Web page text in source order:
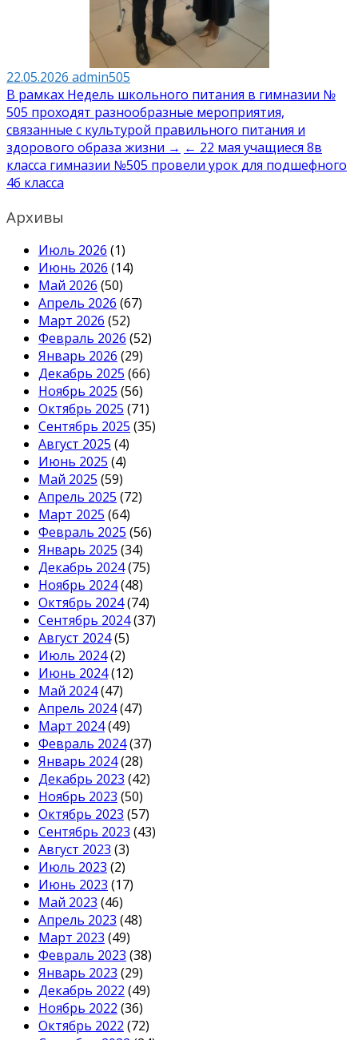
22.05.2026 admin505
Навигация
по
записям
В рамках Недель школьного питания в гимназии №
505 проходят разнообразные мероприятия,
связанные с культурой правильного питания и
здорового образа жизни → ← 22 мая учащиеся 8в
класса гимназии №505 провели урок для подшефного
4б класса
Архивы
Июль 2026 (1)
Июнь 2026 (14)
Май 2026 (50)
Апрель 2026 (67)
Март 2026 (52)
Февраль 2026 (52)
Январь 2026 (29)
Декабрь 2025 (66)
Ноябрь 2025 (56)
Октябрь 2025 (71)
Сентябрь 2025 (35)
Август 2025 (4)
Июнь 2025 (4)
Май 2025 (59)
Апрель 2025 (72)
Март 2025 (64)
Февраль 2025 (56)
Январь 2025 (34)
Декабрь 2024(75)
Ноябрь 2024(48)
Октябрь 2024(74)
Сентябрь 2024(37)
Август 2024(5)
Июль 2024(2)
Июнь 2024(12)
Май 2024(47)
Апрель 2024(47)
Март 2024(49)
Февраль 2024(37)
Январь 2024(28)
Декабрь 2023 (42)
Ноябрь 2023 (50)
Октябрь 2023 (57)
Сентябрь 2023 (43)
Август 2023 (3)
Июль 2023 (2)
Июнь 2023 (17)
Май 2023 (46)
Апрель 2023 (48)
Март 2023 (49)
Февраль 2023 (38)
Январь 2023 (29)
Декабрь 2022 (49)
Ноябрь 2022 (36)
Октябрь 2022 (72)